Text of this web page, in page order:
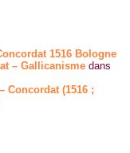
1516 Bologne
– Gallicanisme dans
Concordat (1516 ;